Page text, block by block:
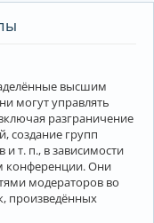
высшим
могут управлять
разграничение
создание групп
т. п., в зависимости
конференции. Они
модераторов во
произведённых